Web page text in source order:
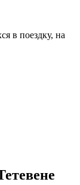
в поездку, на